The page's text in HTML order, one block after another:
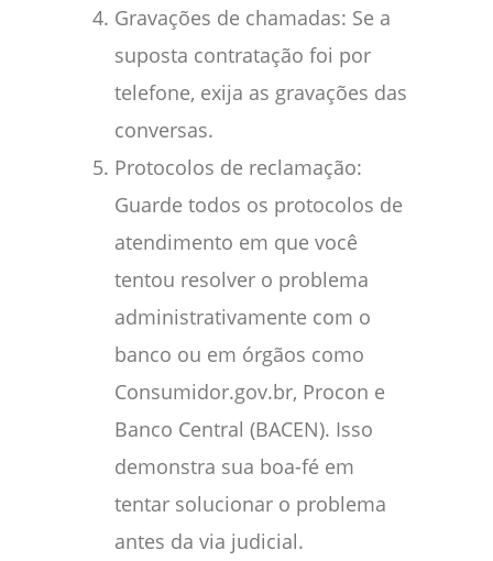
Gravações de chamadas: Se a
suposta contratação foi por
telefone, exija as gravações das
conversas.
Protocolos de reclamação:
Guarde todos os protocolos de
atendimento em que você
tentou resolver o problema
administrativamente com o
banco ou em órgãos como
Consumidor.gov.br, Procon e
Banco Central (BACEN). Isso
demonstra sua boa-fé em
tentar solucionar o problema
antes da via judicial.